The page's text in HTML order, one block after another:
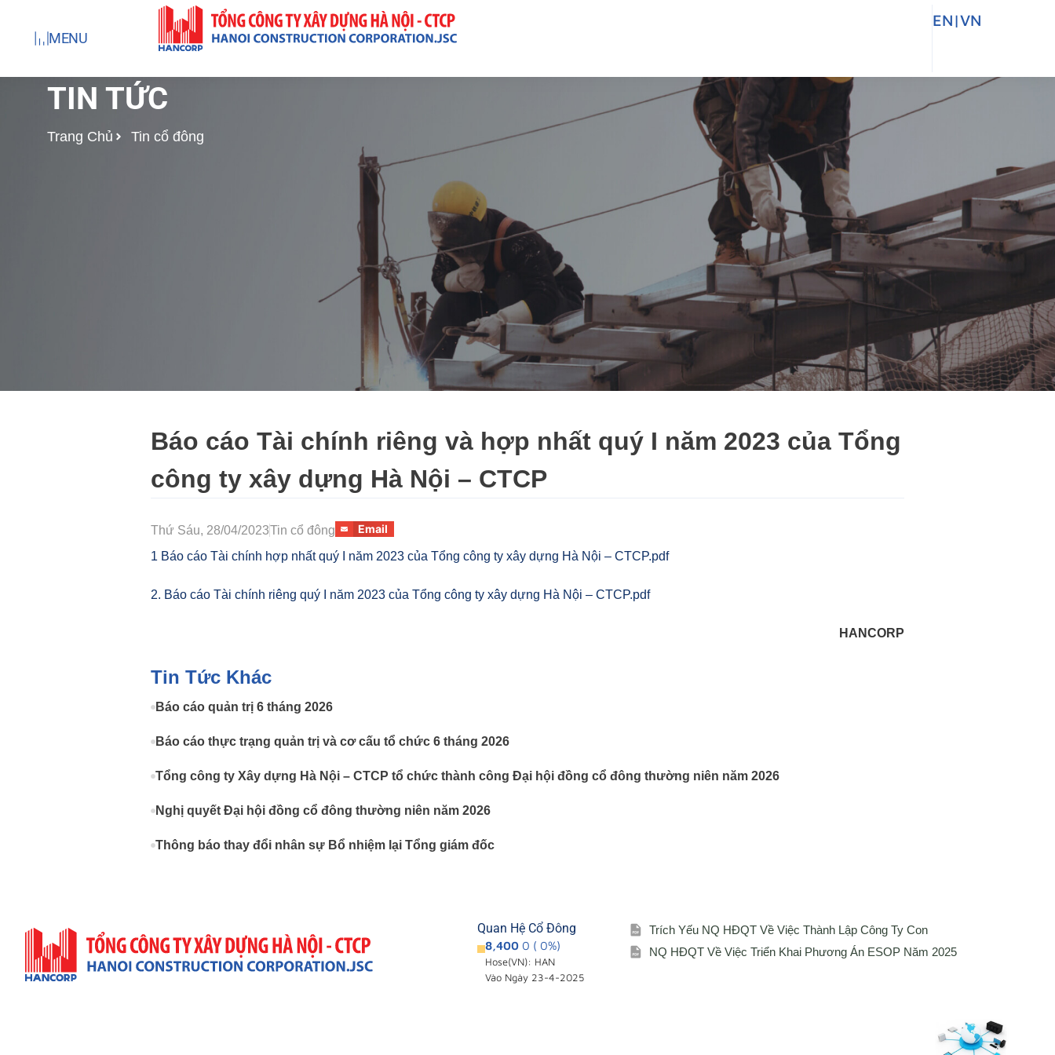
MENU
EN|VN
TIN TỨC
Trang Chủ Tin cổ đông
Báo cáo Tài chính riêng và hợp nhất quý I năm 2023 của Tổng
công ty xây dựng Hà Nội – CTCP
Thứ Sáu, 28/04/2023Tin cổ đông Email
1 Báo cáo Tài chính hợp nhất quý I năm 2023 của Tổng công ty xây dựng Hà Nội – CTCP.pdf
2. Báo cáo Tài chính riêng quý I năm 2023 của Tổng công ty xây dựng Hà Nội – CTCP.pdf
HANCORP
Tin Tức Khác
Báo cáo quản trị 6 tháng 2026
Báo cáo thực trạng quản trị và cơ cấu tổ chức 6 tháng 2026
Tổng công ty Xây dựng Hà Nội – CTCP tổ chức thành công Đại hội đồng cổ đông thường niên năm 2026
Nghị quyết Đại hội đồng cổ đông thường niên năm 2026
Thông báo thay đổi nhân sự Bổ nhiệm lại Tổng giám đốc
Quan Hệ Cổ Đông
8,400 0 ( 0%)
Hose(VN): HAN
Vào Ngày 23-4-2025
Trích Yếu NQ HĐQT Về Việc Thành Lập Công Ty Con
NQ HĐQT Về Việc Triển Khai Phương Án ESOP Năm 2025